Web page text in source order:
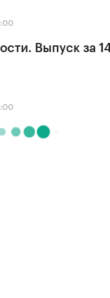
Выпуск за